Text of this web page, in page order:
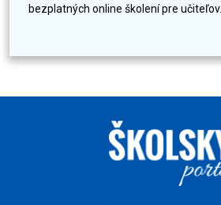
bezplatných online školení pre učiteľov...